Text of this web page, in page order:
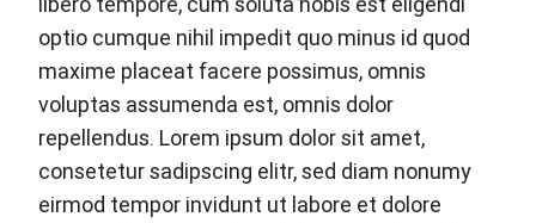
optio cumque nihil impedit quo minus id quod
maxime placeat facere possimus, omnis
voluptas assumenda est, omnis dolor
repellendus. Lorem ipsum dolor sit amet,
consetetur sadipscing elitr, sed diam nonumy
eirmod tempor invidunt ut labore et dolore